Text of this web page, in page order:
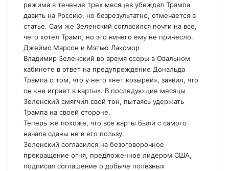
режима в течение трех месяцев убеждал Трампа
давить на Россию, но безрезультатно, отмечается в
статье. Сам же Зеленский согласился почти на все,
чего хотел Трамп, но это ничего ему не принесло.
Джеймс Марсон и Мэтью Лаксмор
Владимир Зеленский во время ссоры в Овальном
кабинете в ответ на предупреждение Дональда
Трампа о том, что у него «нет козырей», заявил, что
он «не играет в карты». В последующие месяцы
Зеленский смягчил свой тон, пытаясь удержать
Трампа на своей стороне.
Теперь же похоже, что все карты были с самого
начала сданы не в его пользу.
Зеленский согласился на безоговорочное
прекращение огня, предложенное лидером США,
подписал соглашение о добыче полезных